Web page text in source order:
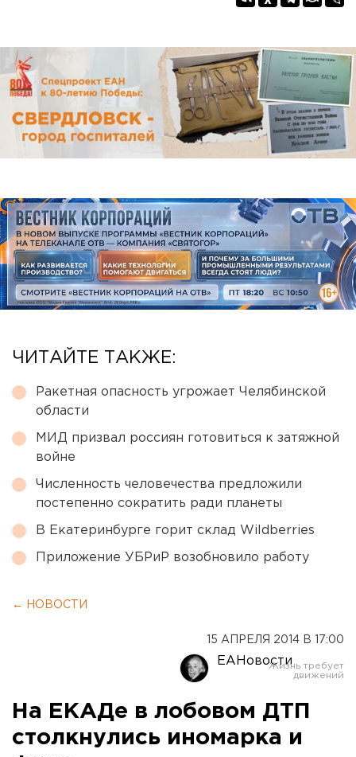
ЧИТАЙТЕ ТАКЖЕ:
Ракетная опасность угрожает Челябинской
области
МИД призвал россиян готовиться к затяжной
войне
Численность человечества предложили
постепенно сократить ради планеты
В Екатеринбурге горит склад Wildberries
Приложение УБРиР возобновило работу
← НОВОСТИ
15 АПРЕЛЯ 2014 В 17:00
ЕАНовости
На ЕКАДе в лобовом ДТП
столкнулись иномарка и